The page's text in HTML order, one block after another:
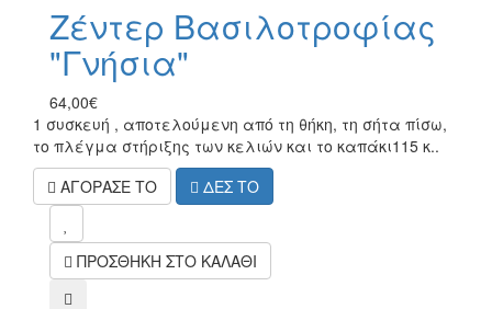
Ζέντερ Βασιλοτροφίας
"Γνήσια"
64,00€
1 συσκευή , αποτελούμενη από τη θήκη, τη σήτα πίσω,
το πλέγμα στήριξης των κελιών και το καπάκι115 κ..
ΑΓΟΡΑΣΕ ΤΟ
ΔΕΣ ΤΟ
ΠΡΟΣΘΗΚΗ ΣΤΟ ΚΑΛΑΘΙ
compare